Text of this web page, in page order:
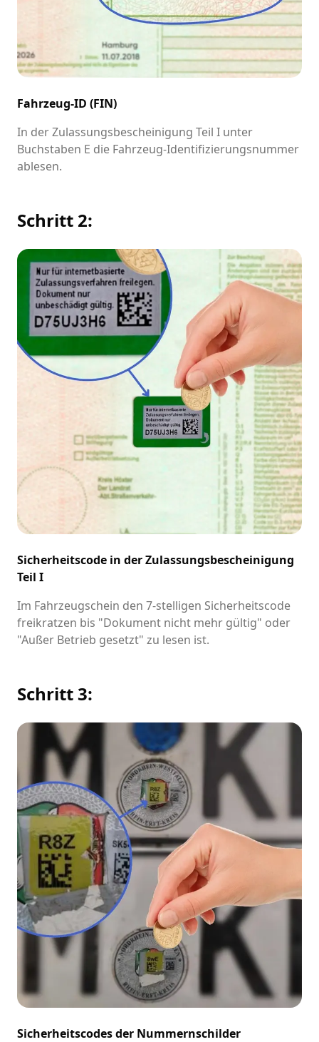
Fahrzeug-ID (FIN)
In der Zulassungsbescheinigung Teil I unter
Buchstaben E die Fahrzeug-Identifizierungsnummer
ablesen.
Schritt 2:
Sicherheitscode in der Zulassungsbescheinigung
Teil I
Im Fahrzeugschein den 7-stelligen Sicherheitscode
freikratzen bis "Dokument nicht mehr gültig" oder
"Außer Betrieb gesetzt" zu lesen ist.
Schritt 3:
Sicherheitscodes der Nummernschilder